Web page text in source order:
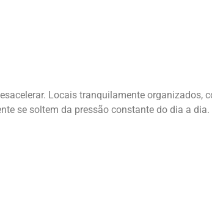
Locais tranquilamente organizados,
se soltem da pressão constante do dia a dia.